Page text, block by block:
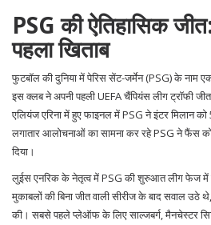
PSG की ऐतिहासिक
पहला खिताब
फुटबॉल की दुनिया में पेरिस सेंट-जर्मेन (PSG) के नाम
इस क्लब ने अपनी पहली UEFA चैंपियंस लीग ट्रॉफी
एलियंज एरिना में हुए फाइनल में PSG ने इंटर मिलान
लगातार आलोचनाओं का सामना कर रहे PSG ने फैंस
दिया।
लुईस एनरिक के नेतृत्व में PSG की शुरुआत लीग फेज में
मुकाबलों की बिना जीत वाली सीरीज के बाद सवाल उठे
की। सबसे पहले प्लेऑफ के लिए साल्जबर्ग, मैनचेस्टर